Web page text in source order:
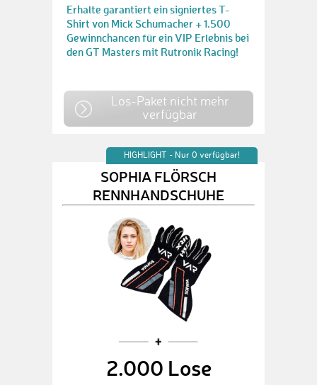
Erhalte garantiert ein signiertes T-
Shirt von Mick Schumacher + 1.500
Gewinnchancen für ein VIP Erlebnis bei
den GT Masters mit Rutronik Racing!
Los-Paket nicht mehr
verfügbar
HIGHLIGHT - Nur 0 verfügbar!
SOPHIA FLÖRSCH
RENNHANDSCHUHE
2.000 Lose